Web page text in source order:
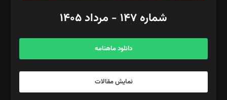
آگهی و مشترکین: ۰۹۱۹۹۹۹۰۴۵۴
شماره ۱۴۷ - مرداد ۱۴۰۵
دانلود ماهنامه
نمایش مقالات